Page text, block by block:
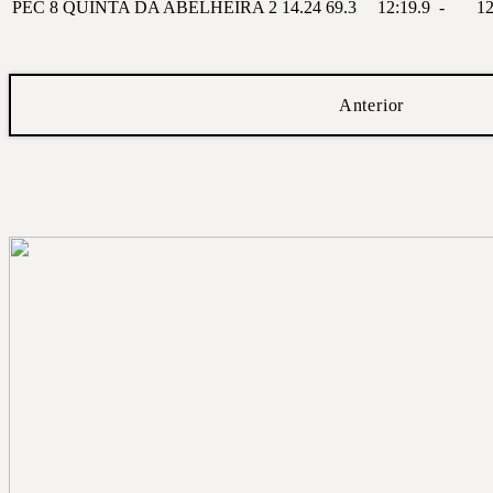
PEC 8 QUINTA DA ABELHEIRA 2 14.24 69.3 12:19.9 -
Anterior